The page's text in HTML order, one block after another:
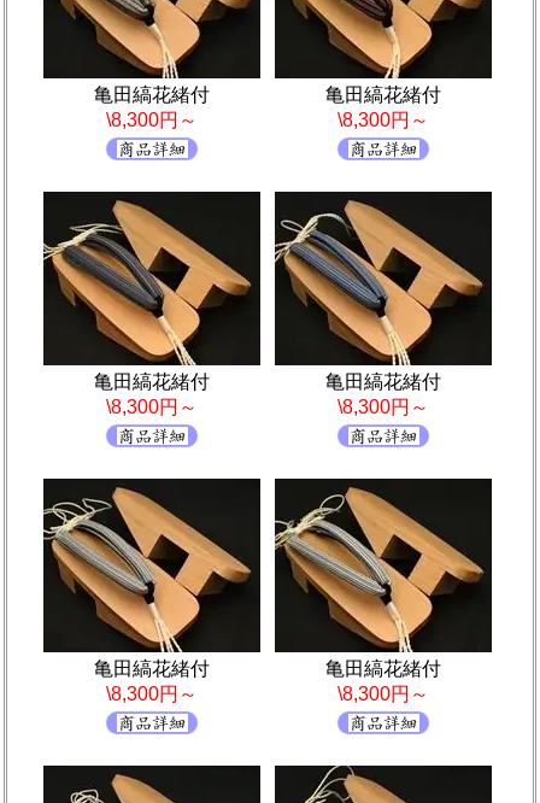
亀田縞花緒付
\8,300円～
亀田縞花緒付
\8,300円～
亀田縞花緒付
\8,300円～
亀田縞花緒付
\8,300円～
亀田縞花緒付
\8,300円～
亀田縞花緒付
\8,300円～